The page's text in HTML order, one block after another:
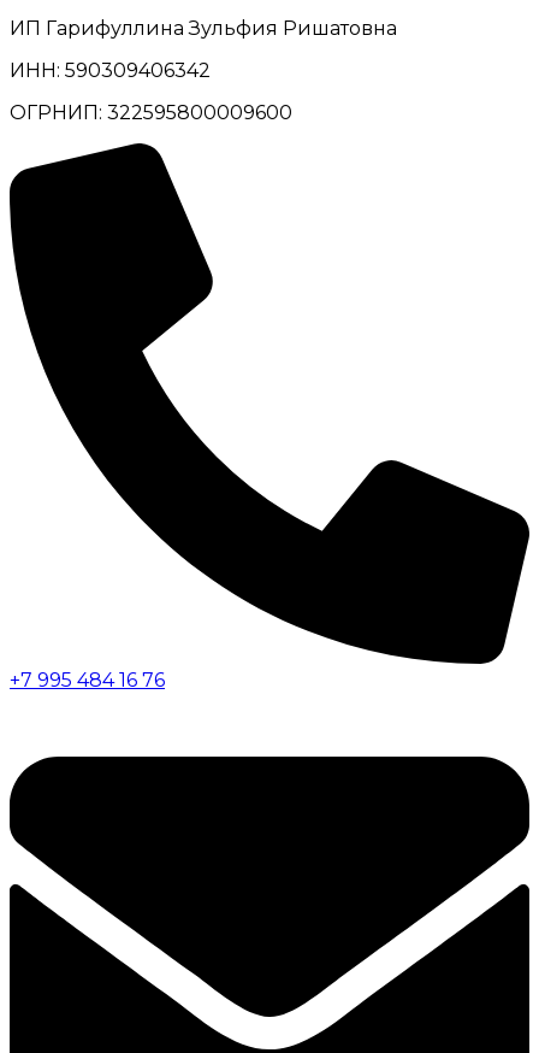
ИП Гарифуллина Зульфия Ришатовна
ИНН: 590309406342
ОГРНИП: 322595800009600
+7 995 484 16 76